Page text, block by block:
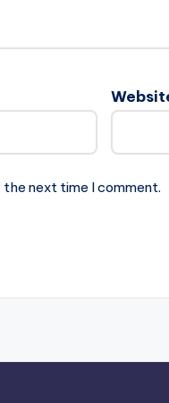
next time I comment.